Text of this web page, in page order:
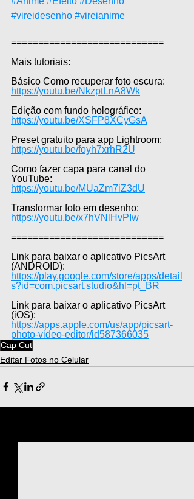
#vireidesenho #vireianime
============================
Mais tutoriais:
Básico Como recuperar foto escura:
https://youtu.be/NkzptLnA8Wk
Edição com fundo holográfico:
https://youtu.be/XSFP8XCyGsA
Preset gratuito para app Lightroom:
https://youtu.be/foyh7xrhR2U
Como fazer capa para canal do
YouTube:
https://youtu.be/MUaZm7iZ3dU
Transformar foto em desenho:
https://youtu.be/x7hVNlHvPIw
============================
Link para baixar o aplicativo PicsArt
(ANDROID):
https://play.google.com/store/apps/detail
s?id=com.picsart.studio&hl=pt_BR
Link para baixar o aplicativo PicsArt
(iOS):
https://apps.apple.com/us/app/picsart-
photo-video-editor/id587366035
Cap Cut
Editar Fotos no Celular